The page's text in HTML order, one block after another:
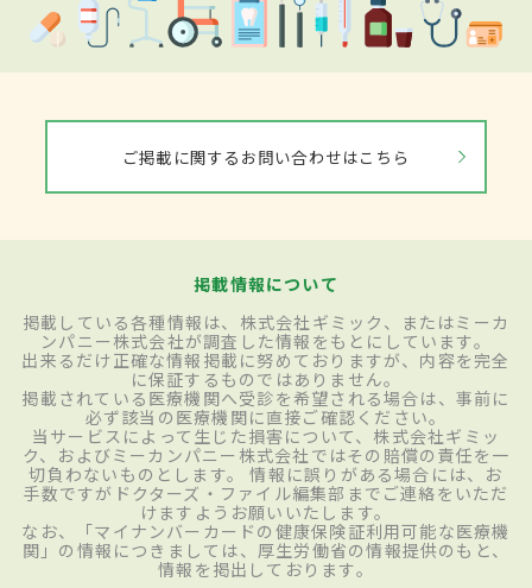
ご掲載に関するお問い合わせはこちら
掲載情報について
掲載している各種情報は、株式会社ギミック、またはミーカ
ンパニー株式会社が調査した情報をもとにしています。
出来るだけ正確な情報掲載に努めておりますが、内容を完全
に保証するものではありません。
掲載されている医療機関へ受診を希望される場合は、事前に
必ず該当の医療機関に直接ご確認ください。
当サービスによって生じた損害について、株式会社ギミッ
ク、およびミーカンパニー株式会社ではその賠償の責任を一
切負わないものとします。 情報に誤りがある場合には、お
手数ですがドクターズ・ファイル編集部までご連絡をいただ
けますようお願いいたします。
なお、「マイナンバーカードの健康保険証利用可能な医療機
関」の情報につきましては、厚生労働省の情報提供のもと、
情報を掲出しております。